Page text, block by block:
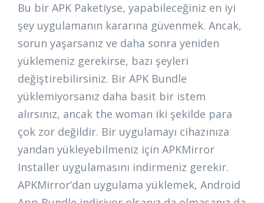
Bu bir APK Paketiyse, yapabileceğiniz en iyi
şey uygulamanın kararına güvenmek. Ancak,
sorun yaşarsanız ve daha sonra yeniden
yüklemeniz gerekirse, bazı şeyleri
değiştirebilirsiniz. Bir APK Bundle
yüklemiyorsanız daha basit bir istem
alırsınız, ancak the woman iki şekilde para
çok zor değildir. Bir uygulamayı cihazınıza
yandan yükleyebilmeniz için APKMirror
Installer uygulamasını indirmeniz gerekir.
APKMirror’dan uygulama yüklemek, Android